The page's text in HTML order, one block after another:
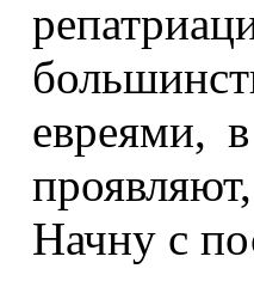
евреями,
Начну с